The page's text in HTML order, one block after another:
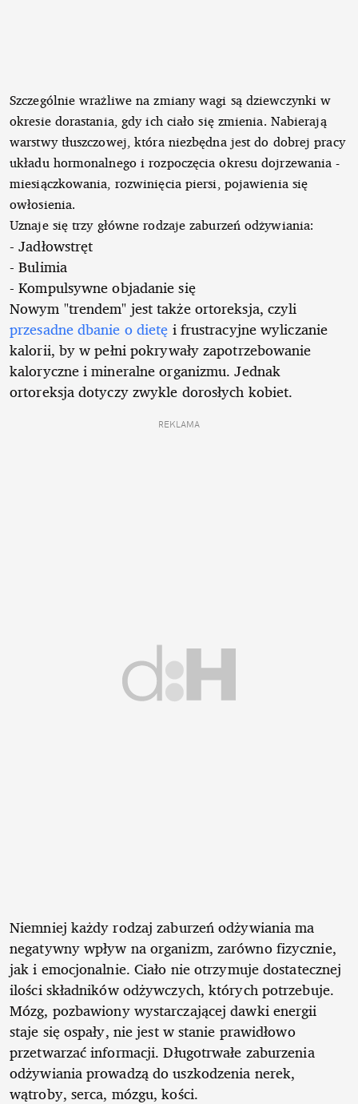
Szczególnie wrażliwe na zmiany wagi są dziewczynki w
okresie dorastania, gdy ich ciało się zmienia. Nabierają
warstwy tłuszczowej, która niezbędna jest do dobrej pracy
układu hormonalnego i rozpoczęcia okresu dojrzewania -
miesiączkowania, rozwinięcia piersi, pojawienia się
owłosienia.
Uznaje się trzy główne rodzaje zaburzeń odżywiania:
- Jadłowstręt
- Bulimia
- Kompulsywne objadanie się
Nowym "trendem" jest także ortoreksja, czyli
przesadne dbanie o dietę i frustracyjne wyliczanie
kalorii, by w pełni pokrywały zapotrzebowanie
kaloryczne i mineralne organizmu. Jednak
ortoreksja dotyczy zwykle dorosłych kobiet.
REKLAMA
Niemniej każdy rodzaj zaburzeń odżywiania ma
negatywny wpływ na organizm, zarówno fizycznie,
jak i emocjonalnie. Ciało nie otrzymuje dostatecznej
ilości składników odżywczych, których potrzebuje.
Mózg, pozbawiony wystarczającej dawki energii
staje się ospały, nie jest w stanie prawidłowo
przetwarzać informacji. Długotrwałe zaburzenia
odżywiania prowadzą do uszkodzenia nerek,
wątroby, serca, mózgu, kości.